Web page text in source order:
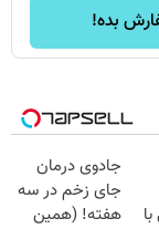
بده!
جادوی درمان
جای زخم در سه
هفته! (همین